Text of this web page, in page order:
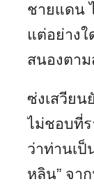
ชายแดน
แต่อย่าง
สนองตา
ซ่งเสวียน
ไม่ชอบที่ร
ว่าท่านเ
หลิน” จา